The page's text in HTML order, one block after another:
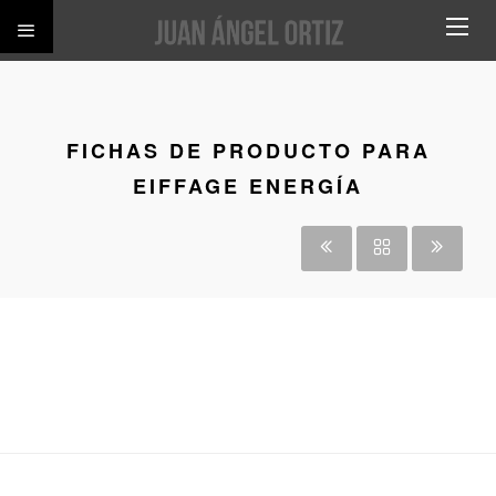
FICHAS DE PRODUCTO PARA
EIFFAGE ENERGÍA